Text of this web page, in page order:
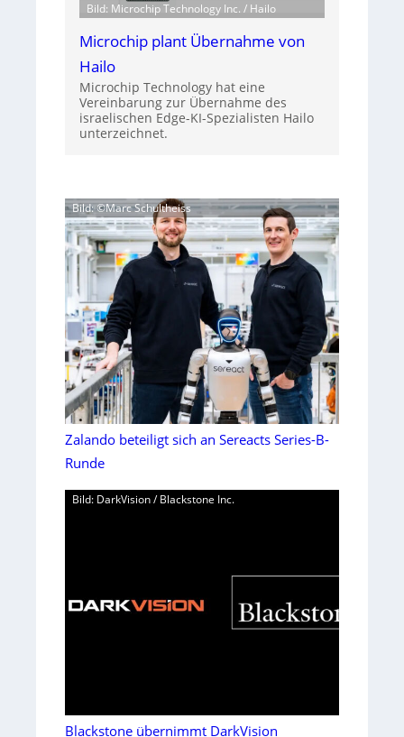
Bild: Microchip Technology Inc. / Hailo
Microchip plant Übernahme von
Hailo
Microchip Technology hat eine
Vereinbarung zur Übernahme des
israelischen Edge-KI-Spezialisten Hailo
unterzeichnet.
Bild: ©Marc Schultheiss
Zalando beteiligt sich an Sereacts Series-B-
Runde
Bild: DarkVision / Blackstone Inc.
Blackstone übernimmt DarkVision